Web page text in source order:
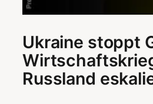
Ukraine stoppt
Russland